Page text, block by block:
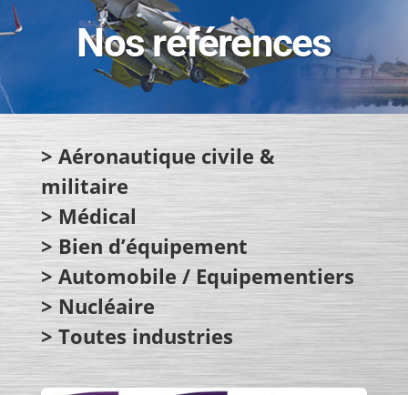
Nos références
> Aéronautique civile &
militaire
> Médical
> Bien d’équipement
> Automobile / Equipementiers
> Nucléaire
> Toutes industries